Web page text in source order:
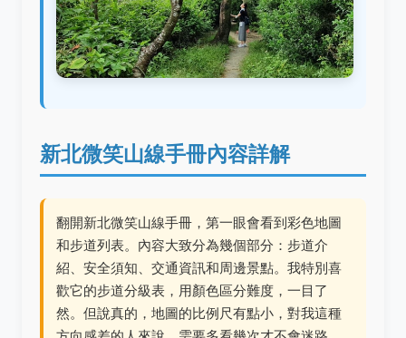
新北微笑山線手冊內容詳解
翻開新北微笑山線手冊，第一眼會看到彩色地圖
和步道列表。內容大致分為幾個部分：步道介
紹、安全須知、交通資訊和周邊景點。我特別喜
歡它的步道分級表，用顏色區分難度，一目了
然。但說真的，地圖的比例尺有點小，對我這種